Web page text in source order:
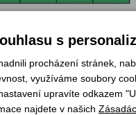
květiny zábavnou
s
procházení stránek,
využíváme soubory
upravíte odkazem
najdete v našich